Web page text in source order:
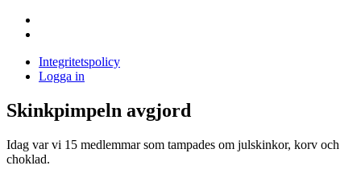
Sandasjön
Integritetspolicy
Logga in
Skinkpimpeln avgjord
Idag var vi 15 medlemmar som tampades om julskinkor, korv och
choklad.